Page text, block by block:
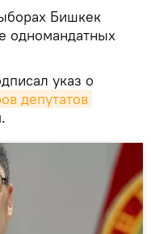
Бишкек
одномандатных
указ о
депутатов